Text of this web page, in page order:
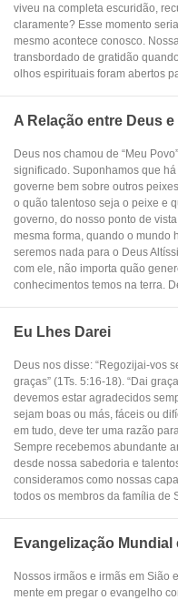
viveu na completa escuridão,
claramente? Esse momento
mesmo acontece conosco.
transbordado de gratidão
olhos espirituais foram abertos
A Relação entre Deus
Deus nos chamou de “Meu
significado. Suponhamos que
governe bem sobre outros
o quão talentoso seja o peixe e
governo, do nosso ponto de
mesma forma, quando o mundo
seremos nada para o Deus
com ele, não importa quão
conhecimentos temos na terra.
Eu Lhes Darei
Deus nos disse: “Regozijai-vos
graças” (1Ts. 5:16-18). “Dai
devemos estar agradecidos
sejam boas ou más, fáceis ou
em tudo, deve ter uma razão
Sempre recebemos abundante
desde nossa sabedoria e
consideramos como nossas
todos os membros da família de
Evangelização Mundial
Nossos irmãos e irmãs em Sião
mente em pregar o evangelho